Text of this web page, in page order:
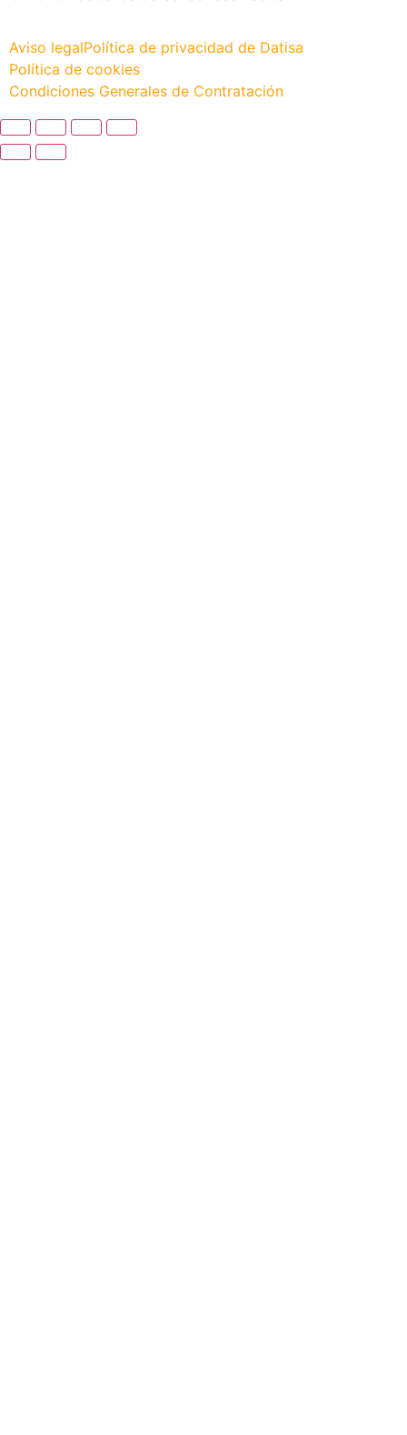
Aviso legalPolítica de privacidad de Datisa
Política de cookies
Condiciones Generales de Contratación